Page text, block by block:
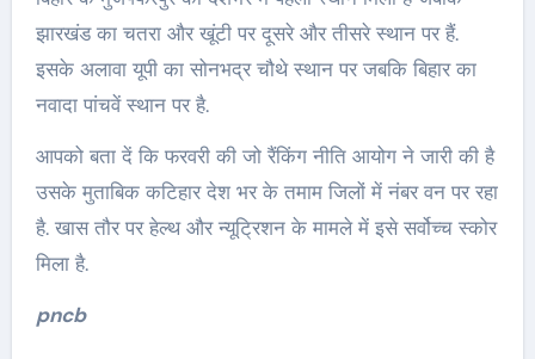
झारखंड का चतरा और खूंटी पर दूसरे और तीसरे स्थान पर हैं.
इसके अलावा यूपी का सोनभद्र चौथे स्थान पर जबकि बिहार का
नवादा पांचवें स्थान पर है.
आपको बता दें कि फरवरी की जो रैंकिंग नीति आयोग ने जारी की है
उसके मुताबिक कटिहार देश भर के तमाम जिलों में नंबर वन पर रहा
है. खास तौर पर हेल्थ और न्यूट्रिशन के मामले में इसे सर्वोच्च स्कोर
मिला है.
pncb